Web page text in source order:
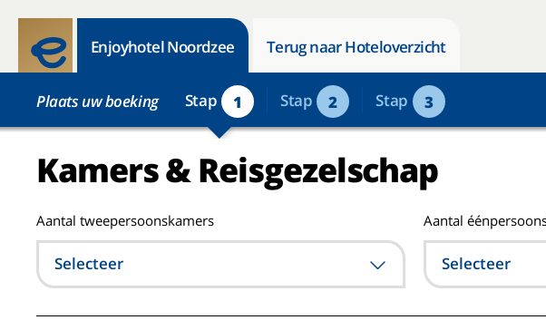
Enjoyhotel Noordzee Terug naar Hoteloverzicht
Plaats uw boeking Stap 1 Stap 2 Stap 3
Kamers & Reisgezelschap
Aantal tweepersoonskamers
Selecteer
Aantal
Selecteer